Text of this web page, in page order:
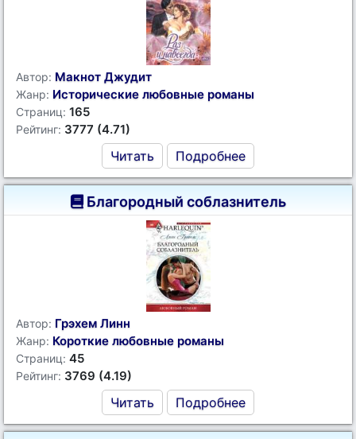
Автор: Макнот Джудит
Жанр: Исторические любовные романы
Страниц: 165
Рейтинг: 3777 (4.71)
Читать Подробнее
Благородный соблазнитель
Автор: Грэхем Линн
Жанр: Короткие любовные романы
Страниц: 45
Рейтинг: 3769 (4.19)
Читать Подробнее